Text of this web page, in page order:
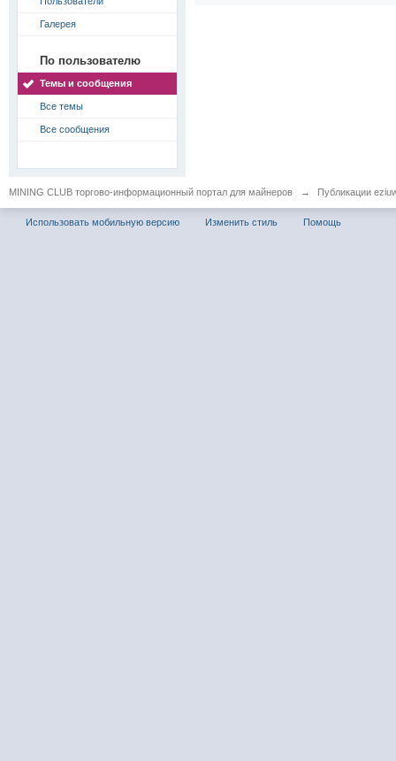
Галерея
По пользователю
Темы и сообщения
Все темы
Все сообщения
MINING CLUB торгово-информационный портал для майнеров → Публикации
Использовать мобильную версию Изменить стиль Помощь